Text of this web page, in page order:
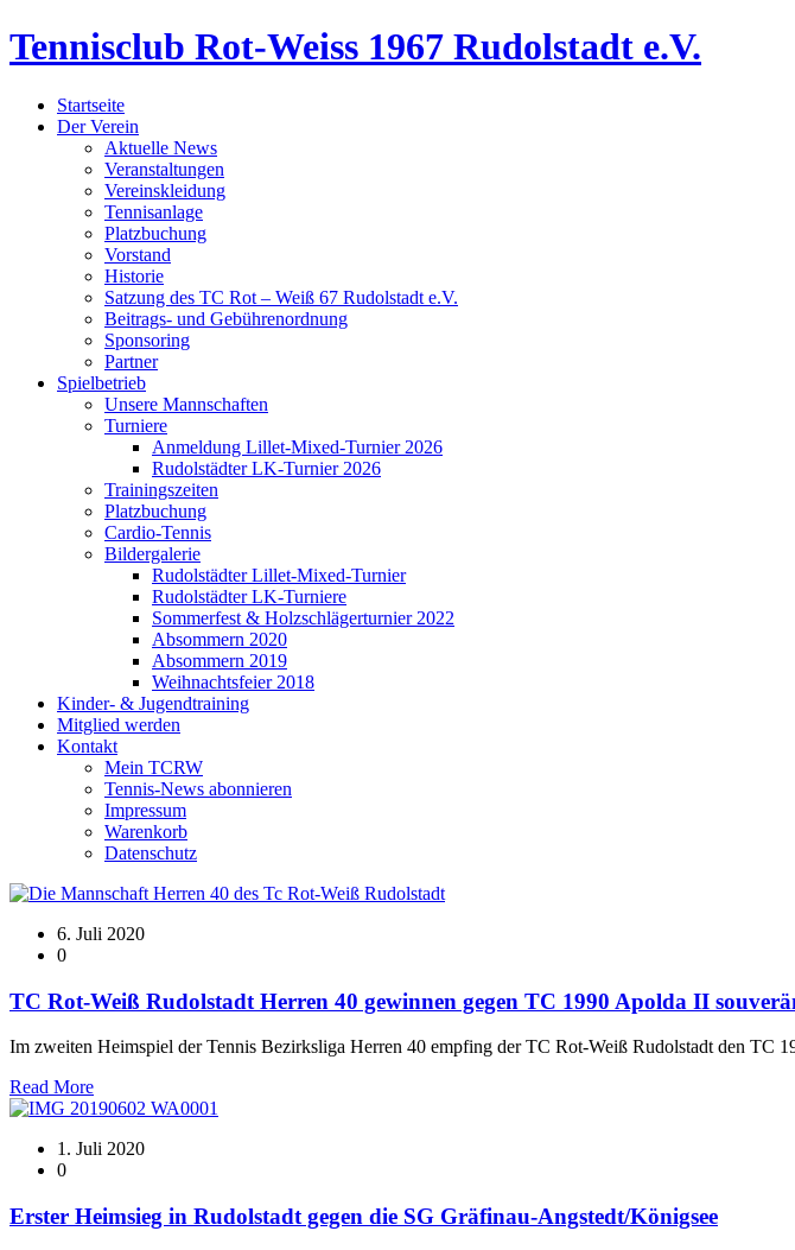
Tennisclub Rot-Weiss 1967 Rudolstadt e.V.
Startseite
Der Verein
Aktuelle News
Veranstaltungen
Vereinskleidung
Tennisanlage
Platzbuchung
Vorstand
Historie
Satzung des TC Rot – Weiß 67 Rudolstadt e.V.
Beitrags- und Gebührenordnung
Sponsoring
Partner
Spielbetrieb
Unsere Mannschaften
Turniere
Anmeldung Lillet-Mixed-Turnier 2026
Rudolstädter LK-Turnier 2026
Trainingszeiten
Platzbuchung
Cardio-Tennis
Bildergalerie
Rudolstädter Lillet-Mixed-Turnier
Rudolstädter LK-Turniere
Sommerfest & Holzschlägerturnier 2022
Absommern 2020
Absommern 2019
Weihnachtsfeier 2018
Kinder- & Jugendtraining
Mitglied werden
Kontakt
Mein TCRW
Tennis-News abonnieren
Impressum
Warenkorb
Datenschutz
6. Juli 2020
0
TC Rot-Weiß Rudolstadt Herren 40 gewinnen gegen TC 1990 Apolda II
Im zweiten Heimspiel der Tennis Bezirksliga Herren 40 empfing der TC Rot-Weiß Rudolstadt den TC
Read More
1. Juli 2020
0
Erster Heimsieg in Rudolstadt gegen die SG Gräfinau-Angstedt/Königsee